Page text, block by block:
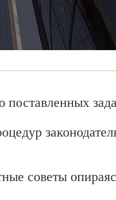
советы